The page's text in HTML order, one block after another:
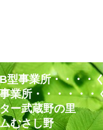
型事業所・・・
・・くるめ
野の里
し野